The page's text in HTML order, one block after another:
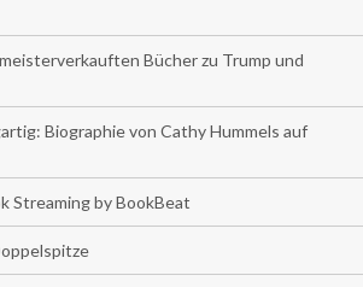
Bücher zu Trump und
Biographie von Cathy Hummels auf
Streaming by BookBeat